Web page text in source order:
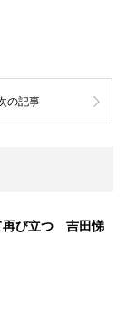
の記事
び立つ 吉田悌